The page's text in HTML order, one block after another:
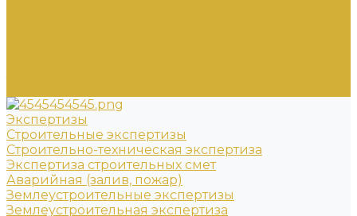
Экспертизы
Строительные экспертизы
Строительно-техническая экспертиза
Экспертиза строительных смет
Аварийная (залив, пожар)
Землеустроительные экспертизы
Землеустроительная экспертиза